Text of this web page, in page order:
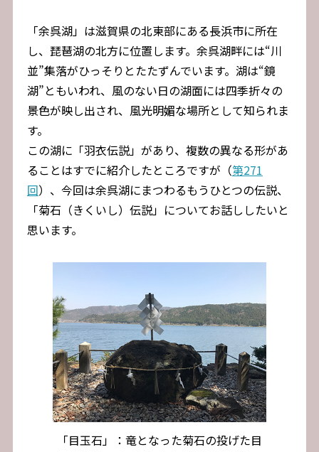
「余呉湖」は滋賀県の北東部にある長浜市に所在
し、琵琶湖の北方に位置します。余呉湖畔には“川
並”集落がひっそりとたたずんでいます。湖は“鏡
湖”ともいわれ、風のない日の湖面には四季折々の
景色が映し出され、風光明媚な場所として知られま
す。
この湖に「羽衣伝説」があり、複数の異なる形があ
ることはすでに紹介したところですが（第271
回）、今回は余呉湖にまつわるもうひとつの伝説、
「菊石（きくいし）伝説」についてお話ししたいと
思います。
「目玉石」：竜となった菊石の投げた目